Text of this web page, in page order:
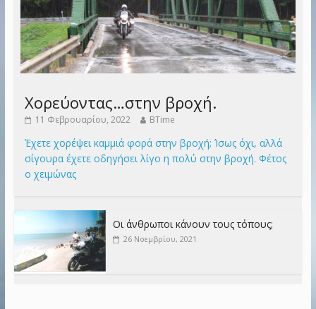
Χορεύοντας…στην βροχή.
11 Φεβρουαρίου, 2022 BTime
Έχετε χορέψει καμμιά φορά στην βροχή; Ίσως όχι, αλλά
σίγουρα έχετε οδηγήσει λίγο η πολύ στην βροχή. Φέτος
ο χειμώνας
Οι άνθρωποι κάνουν τους τόπους;
26 Νοεμβρίου, 2021